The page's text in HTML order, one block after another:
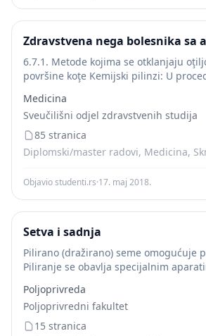
Zdravstvena nega bolesnika sa
6.7.1. Metode kojima se otklanjaju
površine koţe Kemijski pilinzi: U
nekroza površinskih slojeva koţe nakon
ljuštenje...
Medicina
Sveučilišni odjel zdravstvenih studija
85 stranica
Diplomski/master radovi, Medicina,
Objavio studenti.rs·17. maj 2018.
Setva i sadnja
Pilirano (dražirano) seme omogućuje
Piliranje se obavlja specijalnim
materijama, pri čemu se povećava
piliranja seme...
Poljoprivreda
Poljoprivredni fakultet
15 stranica